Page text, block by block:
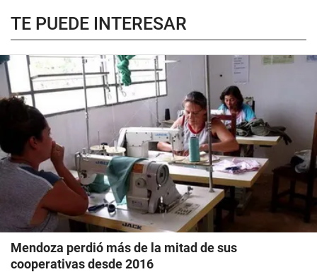
TE PUEDE INTERESAR
Mendoza perdió más de la mitad de sus
cooperativas desde 2016